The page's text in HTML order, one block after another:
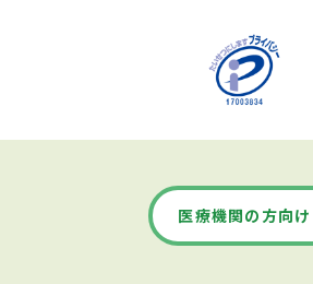
医療機関の方向